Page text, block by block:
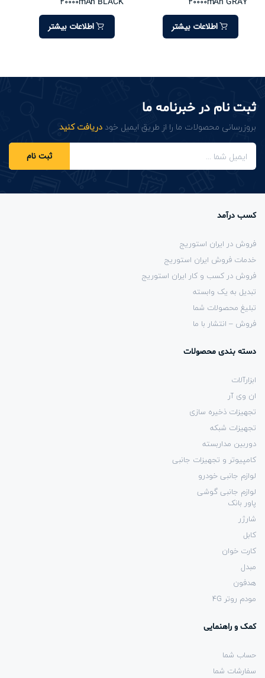
اطلاعات بیشتر اطلاعات بیشتر
ثبت نام در خبرنامه ما
بروزرسانی محصولات ما را از طریق ایمیل خود دریافت کنید.
ثبت نام
کسب درآمد
فروش در ایران استوریج
خدمات فروش ایران استوریج
فروش در کسب و کار ایران استوریج
تبدیل به یک وابسته
تبلیغ محصولات شما
فروش – انتشار با ما
دسته بندی محصولات
ابزارآلات
ان وی آر
تجهیزات ذخیره سازی
تجهیزات شبکه
دوربین مداربسته
کامپیوتر و تجهیزات جانبی
لوازم جانبی خودرو
لوازم جانبی گوشی
پاور بانک
شارژر
کابل
کارت خوان
مبدل
هدفون
مودم روتر 4G
کمک و راهنمایی
حساب شما
سفارشات شما